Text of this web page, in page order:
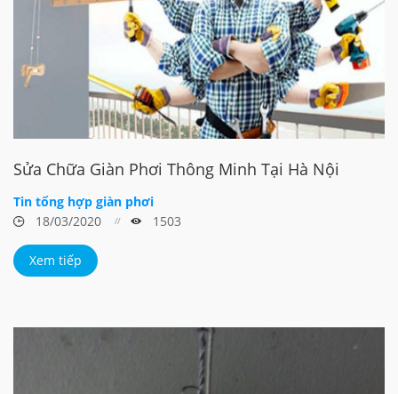
Sửa Chữa Giàn Phơi Thông Minh Tại Hà Nội
Tin tổng hợp giàn phơi
18/03/2020
1503
Xem tiếp